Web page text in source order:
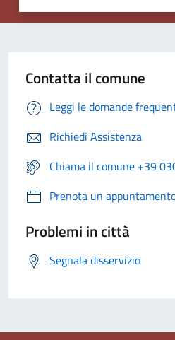
Contatta il comune
Leggi le domande
Richiedi Assistenza
Chiama il comune +39
Prenota un
Problemi in città
Segnala disservizio